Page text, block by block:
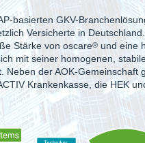
basierten GKV-
Versicherte in
Stärke von oscare® und eine
mit seiner homogenen,
Neben der AOK-Gemein­schaft
Krankenkasse, die HEK